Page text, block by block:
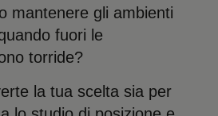
mantenere gli ambienti
fuori le
torride?
la tua scelta sia per